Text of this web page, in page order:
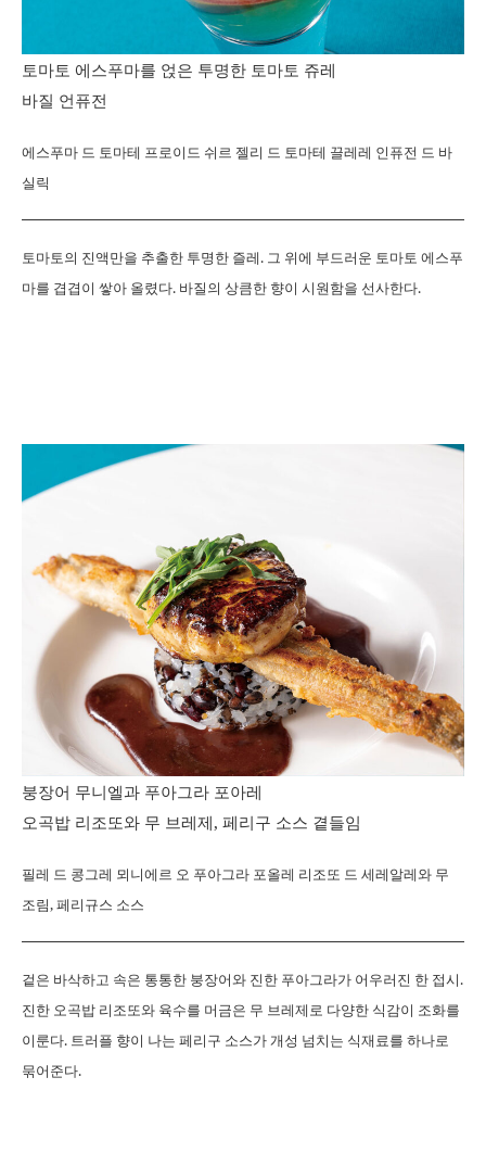
토마토 에스푸마를 얹은 투명한 토마토 쥬레
바질 언퓨전
에스푸마 드 토마테 프로이드 쉬르 젤리 드 토마테 끌레레 인퓨전 드 바
실릭
토마토의 진액만을 추출한 투명한 즐레. 그 위에 부드러운 토마토 에스푸
마를 겹겹이 쌓아 올렸다. 바질의 상큼한 향이 시원함을 선사한다.
붕장어 무니엘과 푸아그라 포아레
오곡밥 리조또와 무 브레제, 페리구 소스 곁들임
필레 드 콩그레 뫼니에르 오 푸아그라 포올레 리조또 드 세레알레와 무
조림, 페리규스 소스
겉은 바삭하고 속은 통통한 붕장어와 진한 푸아그라가 어우러진 한 접시.
진한 오곡밥 리조또와 육수를 머금은 무 브레제로 다양한 식감이 조화를
이룬다. 트러플 향이 나는 페리구 소스가 개성 넘치는 식재료를 하나로
묶어준다.